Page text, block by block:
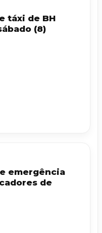
táxi de BH
(8)
emergência
de